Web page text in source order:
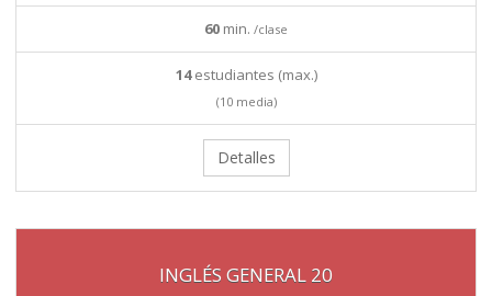
60 min. /clase
14estudiantes (max.)
(10 media)
Detalles
INGLÉS GENERAL 20